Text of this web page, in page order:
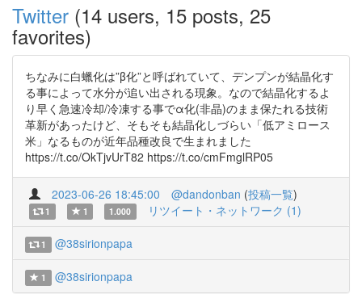
Twitter (14 users, 15 posts, 25
favorites)
ちなみに白蠟化は”β化”と呼ばれていて、デンプンが結晶化す
る事によって水分が追い出される現象。なので結晶化するよ
り早く急速冷却/冷凍する事でα化(非晶)のまま保たれる技術
革新があったけど、そもそも結晶化しづらい「低アミロース
米」なるものが近年品種改良で生まれました
https://t.co/OkTjvUrT82 https://t.co/cmFmglRP05
2023-06-26 18:45:00 @dandonban (投稿一覧)
1 1 1.000 リツイート・ネットワーク (1)
1 @38sirionpapa
1 @38sirionpapa